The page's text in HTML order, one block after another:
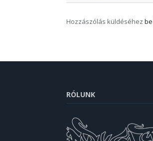
Hozzászólás küldéséhez
RÓLUNK